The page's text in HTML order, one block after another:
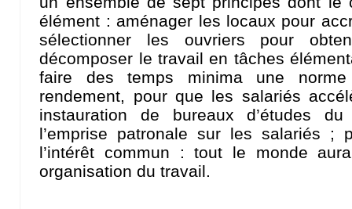
élément : aménager les locaux pour
sélectionner les ouvriers pour
décomposer le travail en tâches
faire des temps minima une
rendement, pour que les salariés
instauration de bureaux d’études
l’emprise patronale sur les salariés ;
l’intérêt commun : tout le monde
organisation du travail.